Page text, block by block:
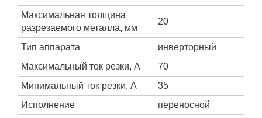
Максимальная толщина
разрезаемого металла, мм
20
Тип аппарата
инверторный
Максимальный ток резки, А
70
Минимальный ток резки, А
35
Исполнение
переносной